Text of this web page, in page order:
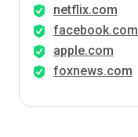
netflix.com
facebook.com
apple.com
foxnews.com